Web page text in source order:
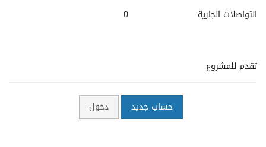
التواصلات الجارية
0
تقدم للمشروع
حساب جديد دخول